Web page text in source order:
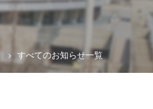
すべてのお知らせ一覧